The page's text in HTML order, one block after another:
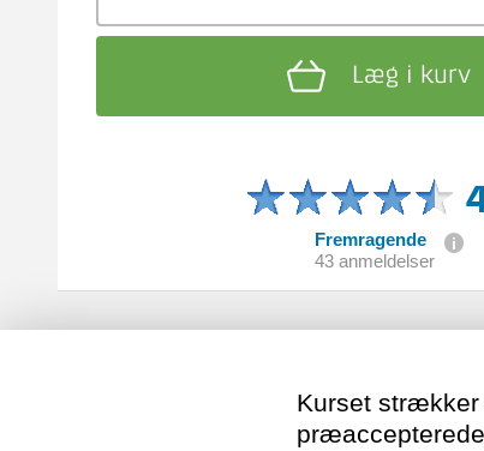
Læg i kurv
Fremragende
43 anmeldelser
Kurset strækker